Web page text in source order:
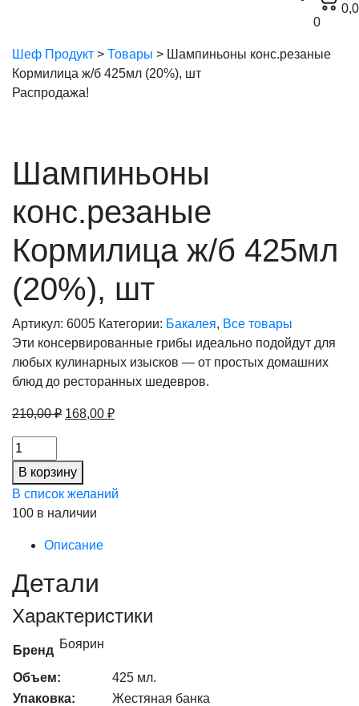
0
Шеф Продукт > Товары > Шампиньоны конс.резаные
Кормилица ж/б 425мл (20%), шт
Распродажа!
Шампиньоны
конс.резаные
Кормилица ж/б 425мл
(20%), шт
Артикул: 6005 Категории: Бакалея, Все товары
Эти консервированные грибы идеально подойдут для
любых кулинарных изысков — от простых домашних
блюд до ресторанных шедевров.
210,00₽ Первоначальная
210,00 ₽.
168,00 ₽Текущая
Шампиньоны
конс.резаные
Кормилица
ж/
б
425мл
шт
количество
В корзину
В список желаний
100 в наличии
Описание
Детали
Характеристики
Бренд Боярин
Объем:
425 мл.
Упаковка:
Жестяная банка